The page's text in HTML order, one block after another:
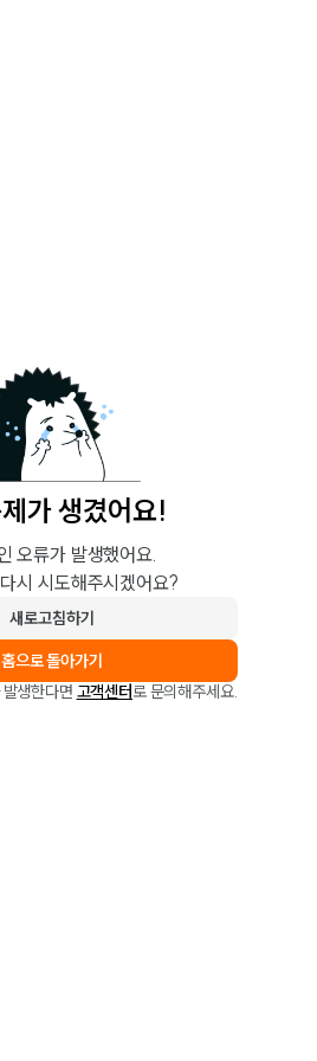
가 생겼어요!
오류가 발생했어요.
시 시도해주시겠어요?
새로고침하기
홈으로 돌아가기
생한다면 고객센터로 문의해주세요.